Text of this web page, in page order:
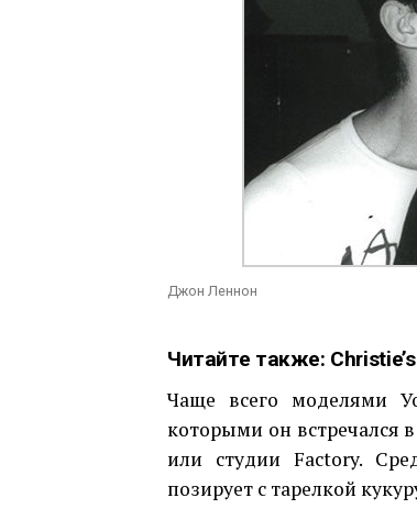
Джон Леннон
Читайте также:
Чаще всего моделями
которыми он встречался
или студии Factory.
позирует с тарелкой